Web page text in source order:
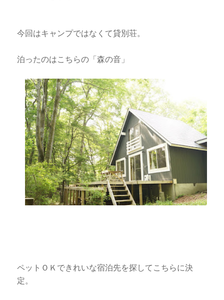
今回はキャンプではなくて貸別荘。
泊ったのはこちらの「森の音」
ペットＯＫできれいな宿泊先を探してこちらに決
定。